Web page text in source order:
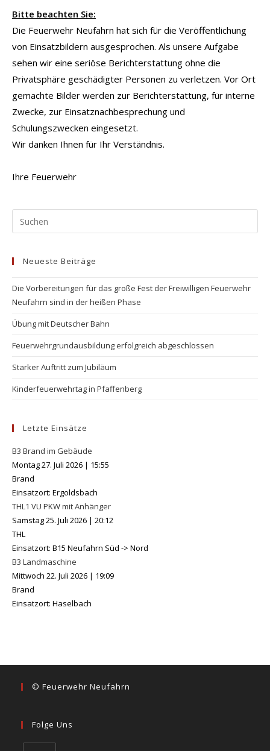
Bitte beachten Sie:
Die Feuerwehr Neufahrn hat sich für die Veröffentlichung
von Einsatzbildern ausgesprochen. Als unsere Aufgabe
sehen wir eine seriöse Berichterstattung ohne die
Privatsphäre geschädigter Personen zu verletzen. Vor Ort
gemachte Bilder werden zur Berichterstattung, für interne
Zwecke, zur Einsatznachbesprechung und
Schulungszwecken eingesetzt.
Wir danken Ihnen für Ihr Verständnis.
Ihre Feuerwehr
Neueste Beiträge
Die Vorbereitungen für das große Fest der Freiwilligen Feuerwehr
Neufahrn sind in der heißen Phase
Übung mit Deutscher Bahn
Feuerwehrgrundausbildung erfolgreich abgeschlossen
Starker Auftritt zum Jubiläum
Kinderfeuerwehrtag in Pfaffenberg
Letzte Einsätze
B3 Brand im Gebäude
Montag 27. Juli 2026 | 15:55
Brand
Einsatzort: Ergoldsbach
THL1 VU PKW mit Anhänger
Samstag 25. Juli 2026 | 20:12
THL
Einsatzort: B15 Neufahrn Süd -> Nord
B3 Landmaschine
Mittwoch 22. Juli 2026 | 19:09
Brand
Einsatzort: Haselbach
© Feuerwehr Neufahrn
Folge Uns